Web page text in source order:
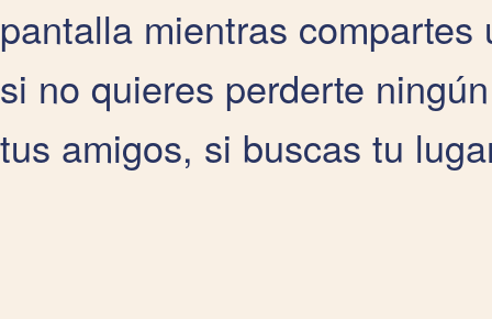
pantalla mientras
si no quieres perderte
tus amigos, si buscas tu